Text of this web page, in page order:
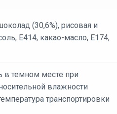
(30,6%), рисовая и
Е414, какао-масло, Е174,
в темном месте при
влажности
транспортировки